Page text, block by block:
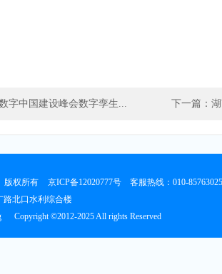
字中国建设峰会数字孪生... 下一篇：
版权所有 京ICP备12020777号 客服热线：010-85763025
广路北口水利综合楼
Copyright ©2012-2025 All rights Reserved